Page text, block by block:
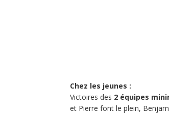
Chez les jeunes :
Victoires des 2 équipes
et Pierre font le plein,